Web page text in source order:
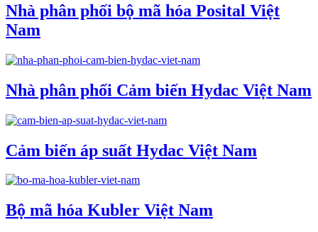
Nhà phân phối bộ mã hóa Posital Việt
Nam
Nhà phân phối Cảm biến Hydac Việt Nam
Cảm biến áp suất Hydac Việt Nam
Bộ mã hóa Kubler Việt Nam